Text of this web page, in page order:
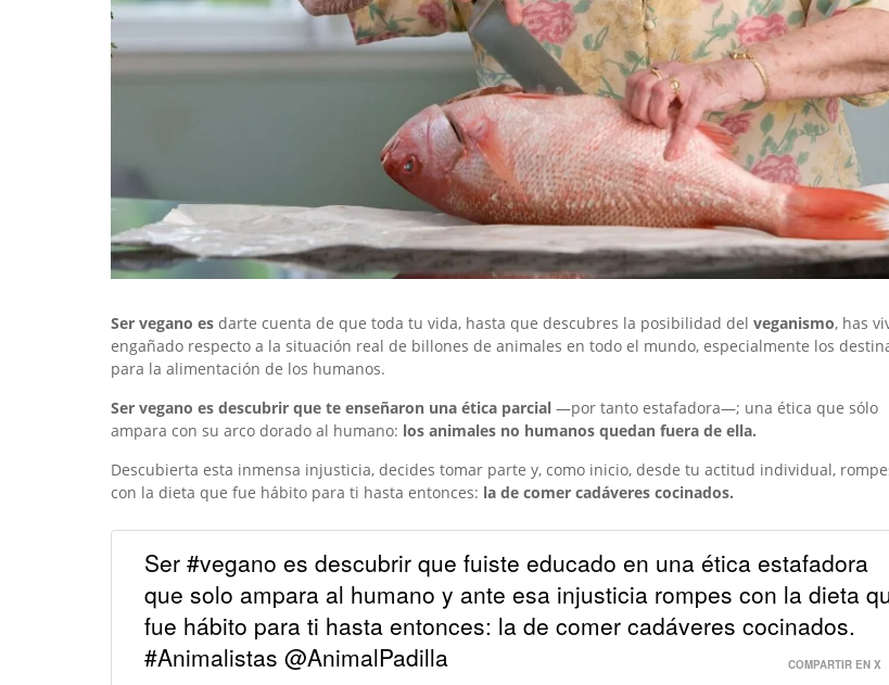
Ser vegano es darte cuenta de que toda tu vida, hasta que descubres la posibilidad del veganismo, has
engañado respecto a la situación real de billones de animales en todo el mundo, especialmente los
para la alimentación de los humanos.
Ser vegano es descubrir que te enseñaron una ética parcial —por tanto estafadora—; una ética que sólo
ampara con su arco dorado al humano: los animales no humanos quedan fuera de ella.
Descubierta esta inmensa injusticia, decides tomar parte y, como inicio, desde tu actitud individual,
con la dieta que fue hábito para ti hasta entonces: la de comer cadáveres cocinados.
Ser #vegano es descubrir que fuiste educado en una ética estafadora
que solo ampara al humano y ante esa injusticia rompes con la dieta
fue hábito para ti hasta entonces: la de comer cadáveres cocinados.
#Animalistas @AnimalPadilla
COMPARTIR EN X